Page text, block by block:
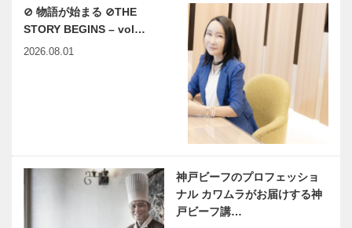
⊘ 物語が始まる ⊘THE
STORY BEGINS – vol…
2026.08.01
神戸ビーフのプロフェッショ
ナル カワムラがお届けする神
戸ビーフ講…